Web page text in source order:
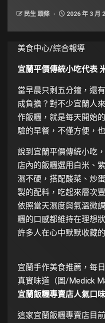
民生 頭條 2026 年 3 月
美食中心/綜合報導
宜蘭平價傳統小吃代表
當早晨只剩五分鐘，還
成負擔？對不少宜蘭人
作飯糰，就是每天開始
驗的早餐，不僅方便，
說到宜蘭平價傳統小吃
店內的飯糰選用白米、
濕不硬，搭配酸菜、炒
製的配料，吃起來層次
依照當天濕度與氣溫微
糰的口感都維持在理想
許多人在心中默默收藏
宜蘭手作美食推薦，每
真實味道（圖/Medick
宜蘭飯糰專賣店人氣口
這家宜蘭飯糰專賣店目